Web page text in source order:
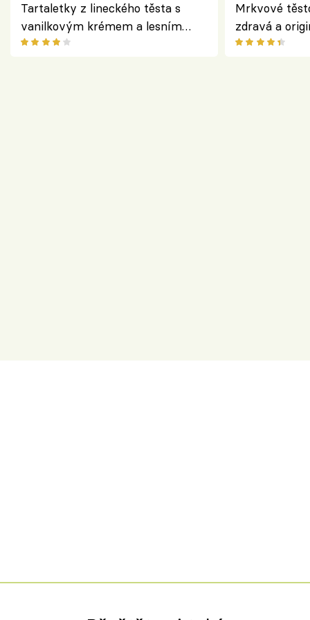
Tartaletky z lineckého těsta s
vanilkovým krémem a lesním
ovocem podle Bread Society
Mrkvové
zdravá a
klasiky